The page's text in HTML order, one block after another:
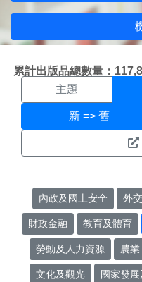
累計出版品總數量：
施政搜尋
主題
新 => 舊
內政及國土安全 外
財政金融 教育及體育
勞動及人力資源 農業
文化及觀光 國家發